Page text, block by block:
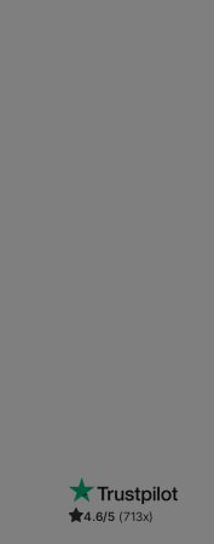
4.6/5 (713x)